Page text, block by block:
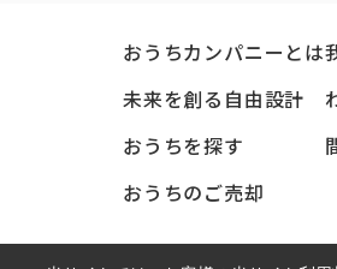
おうちカンパニーとは
未来を創る自由設計
おうちを探す
おうちのご売却